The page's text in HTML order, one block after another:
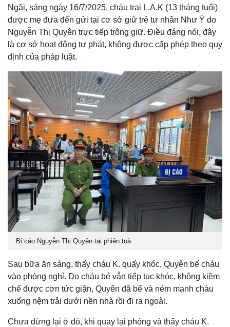
Ngãi, sáng ngày 16/7/2025, cháu trai L.A.K (13 tháng tuổi)
được mẹ đưa đến gửi tại cơ sở giữ trẻ tư nhân Như Ý do
Nguyễn Thị Quyên trực tiếp trông giữ. Điều đáng nói, đây
là cơ sở hoạt động tự phát, không được cấp phép theo quy
định của pháp luật.
Bị cáo Nguyễn Thị Quyên tại phiên toà
Sau bữa ăn sáng, thấy cháu K. quấy khóc, Quyên bế cháu
vào phòng nghỉ. Do cháu bé vẫn tiếp tục khóc, không kiềm
chế được cơn tức giận, Quyên đã bế và ném mạnh cháu
xuống nệm trải dưới nền nhà rồi đi ra ngoài.
Chưa dừng lại ở đó, khi quay lại phòng và thấy cháu K.